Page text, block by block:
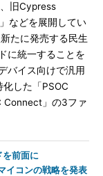
旧Cypress
などを展開してい
たに発売する民生
に統一することを
バイス向けで汎用
した「PSOC
Connect」の3ファ
を前面に
コンの戦略を発表